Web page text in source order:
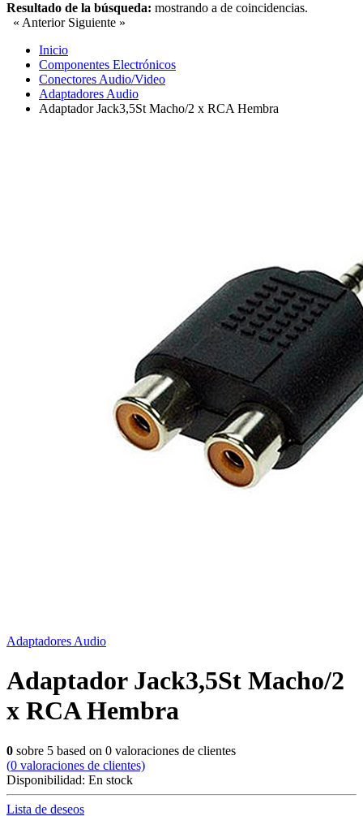
Resultado de la búsqueda: mostrando a de coincidencias.
« Anterior Siguiente »
Inicio
Componentes Electrónicos
Conectores Audio/Video
Adaptadores Audio
Adaptador Jack3,5St Macho/2 x RCA Hembra
Adaptadores Audio
Adaptador Jack3,5St Macho/2
x RCA Hembra
0 sobre 5 based on 0 valoraciones de clientes
(0 valoraciones de clientes)
Disponibilidad: En stock
Lista de deseos